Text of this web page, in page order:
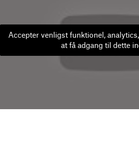
Accepter venligst funktionel,
at få adgang til dette